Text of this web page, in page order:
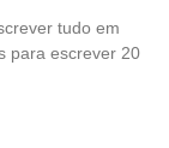
tudo em
para escrever 20